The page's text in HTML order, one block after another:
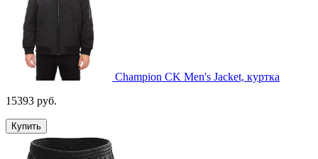
Champion CK Men's Jacket, куртка
15393 руб.
Купить